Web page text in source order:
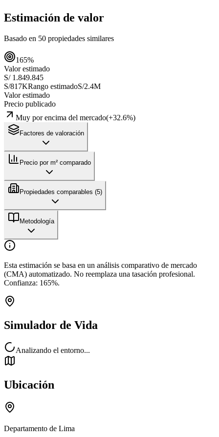
Estimación de valor
Basado en 50 propiedades similares
165%
Valor estimado
S/ 1.849.845
S/817KRango estimadoS/2.4M
Valor estimado
Precio publicado
Muy por encima del mercado(+32.6%)
Factores de valoración
Precio por m² comparado
Propiedades comparables (5)
Metodología
Esta estimación se basa en un análisis comparativo de mercado
(CMA) automatizado. No reemplaza una tasación profesional.
Confianza: 165%.
Simulador de Vida
Analizando el entorno...
Ubicación
Departamento de Lima